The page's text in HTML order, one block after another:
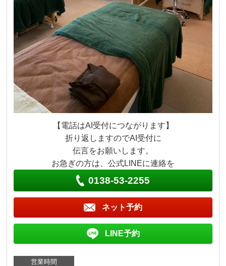
【電話はAI受付につながります】
折り返しますのでAI受付に
伝言をお願いします。
お急ぎの方は、公式LINEに連絡を
0138-53-2255
ネット予約
LINE予約
営業時間